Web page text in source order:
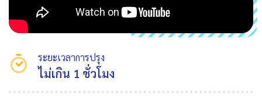
ระยะเวลาการปรุง
ไม่เกิน 1 ชั่วโมง